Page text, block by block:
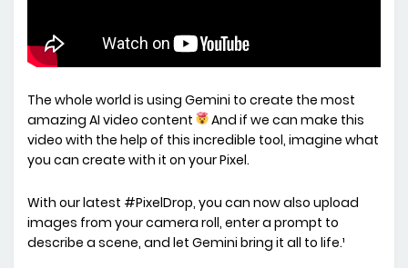
The whole world is using Gemini to create the most
amazing AI video content
And if we can make this
video with the help of this incredible tool, imagine what
you can create with it on your Pixel.
With our latest #PixelDrop, you can now also upload
images from your camera roll, enter a prompt to
describe a scene, and let Gemini bring it all to life.¹